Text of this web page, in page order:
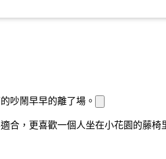
吵鬧早早的離了場。
合 ， 更喜歡一個人坐在小花園的藤椅